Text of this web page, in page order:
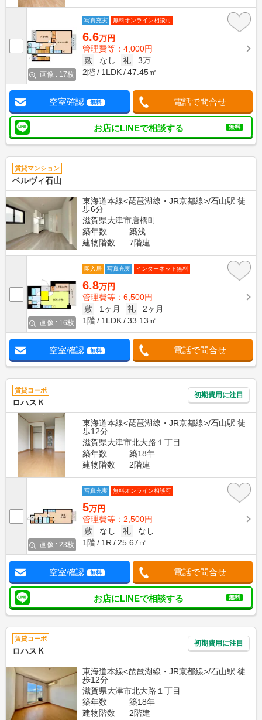
画像 : 17枚
写真充実 無料オンライン相談可
6.6万円
管理費等：4,000円
敷
なし 礼
3万
2階
1LDK 47.45㎡
空室確認 無料 電話で問合せ
お店にLINEで相談する 無料
賃貸マンション
ベルヴィ石山
東海道本線<琵琶湖線・JR京都線>/石山駅 徒
歩6分
滋賀県大津市唐橋町
築年数
築浅
建物階数
7階建
画像 : 16枚
即入居 写真充実 インターネット無料
6.8万円
管理費等：6,500円
敷
1ヶ月 礼
2ヶ月
1階
1LDK 33.13㎡
空室確認 無料 電話で問合せ
賃貸コーポ
ロハスＫ
初期費用に注目
東海道本線<琵琶湖線・JR京都線>/石山駅 徒
歩12分
滋賀県大津市北大路１丁目
築年数
築18年
建物階数
2階建
画像 : 23枚
写真充実 無料オンライン相談可
5万円
管理費等：2,500円
敷
なし 礼
なし
1階
1R 25.67㎡
空室確認 無料 電話で問合せ
お店にLINEで相談する 無料
賃貸コーポ
ロハスＫ
初期費用に注目
東海道本線<琵琶湖線・JR京都線>/石山駅 徒
歩12分
滋賀県大津市北大路１丁目
築年数
築18年
建物階数
2階建